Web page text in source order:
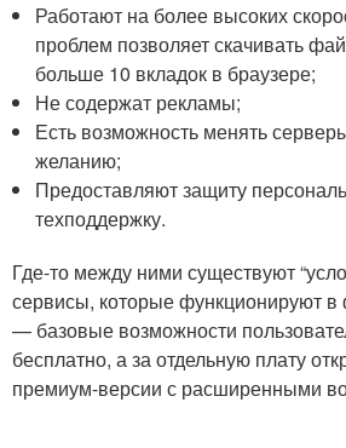
Работают на более высоких
проблем позволяет скачивать
больше 10 вкладок в браузере;
Не содержат рекламы;
Есть возможность менять
желанию;
Предоставляют защиту
техподдержку.
Где-то между ними существуют
сервисы, которые функционируют
— базовые возможности
бесплатно, а за отдельную плату
премиум-версии с расширенными